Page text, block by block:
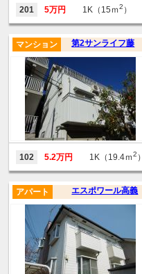
201 5万円 1K（15ｍ2 ）
第2サンライフ藤
マンション
102 5.2万円 1K（19.4ｍ2 ）
エスポワール高義
アパート